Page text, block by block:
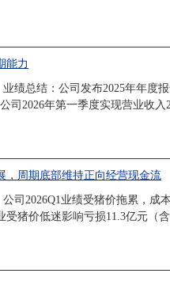
能力
公司发布2025年年度报告及
司2026年第一季度实现营业
，周期底部维持正向经营现金流
业绩受猪价拖累，成本维
猪价低迷影响亏损11.3亿元（